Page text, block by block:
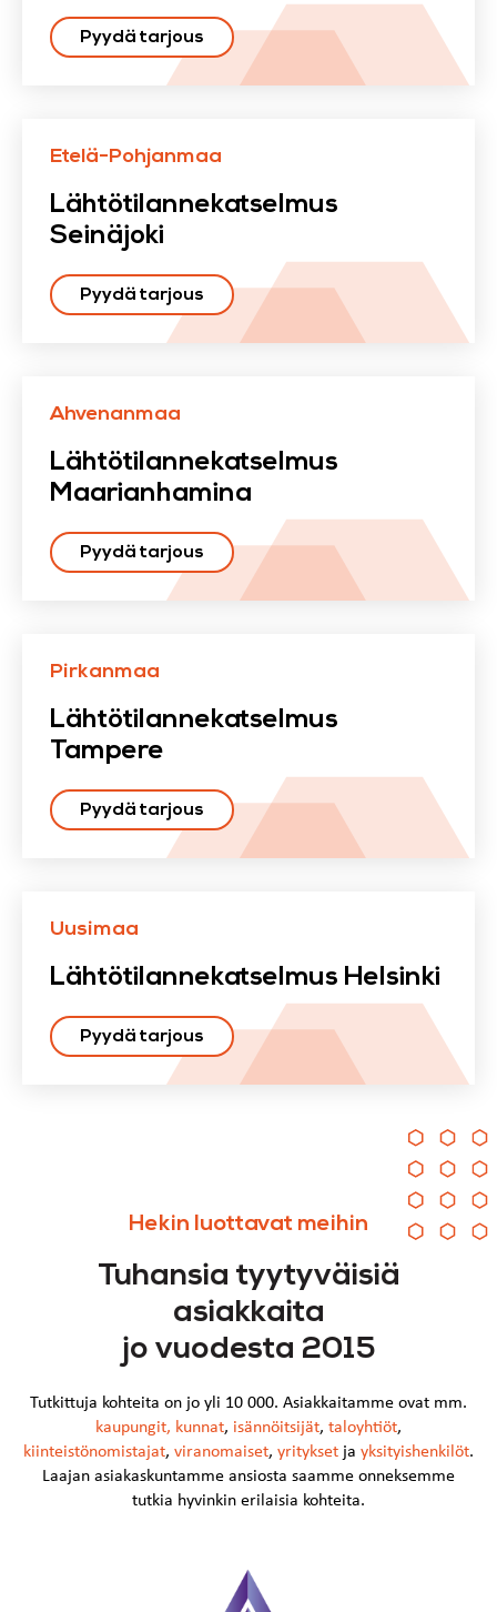
Pyydä tarjous
Etelä-Pohjanmaa
Lähtötilannekatselmus
Seinäjoki
Pyydä tarjous
Ahvenanmaa
Lähtötilannekatselmus
Maarianhamina
Pyydä tarjous
Pirkanmaa
Lähtötilannekatselmus
Tampere
Pyydä tarjous
Uusimaa
Lähtötilannekatselmus Helsinki
Pyydä tarjous
Hekin luottavat meihin
Tuhansia tyytyväisiä
asiakkaita
jo vuodesta 2015
Tutkittuja kohteita on jo yli 10 000. Asiakkaitamme ovat mm.
kaupungit, kunnat, isännöitsijät, taloyhtiöt,
kiinteistönomistajat, viranomaiset, yritykset ja yksityishenkilöt.
Laajan asiakaskuntamme ansiosta saamme onneksemme
tutkia hyvinkin erilaisia kohteita.